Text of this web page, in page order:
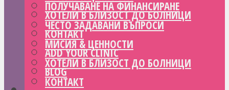
ХОТЕЛИ В БЛИЗОСТ ДО БОЛНИЦИ
КОНТАКТ
ADD YOUR CLINIC
BLOG
ПОЛУЧАВАНЕ НА ФИНАНСИРАНЕ
ЧЕСТО ЗАДАВАНИ ВЪПРОСИ
МИСИЯ & ЦЕННОСТИ
ХОТЕЛИ В БЛИЗОСТ ДО БОЛНИЦИ
КОНТАКТ